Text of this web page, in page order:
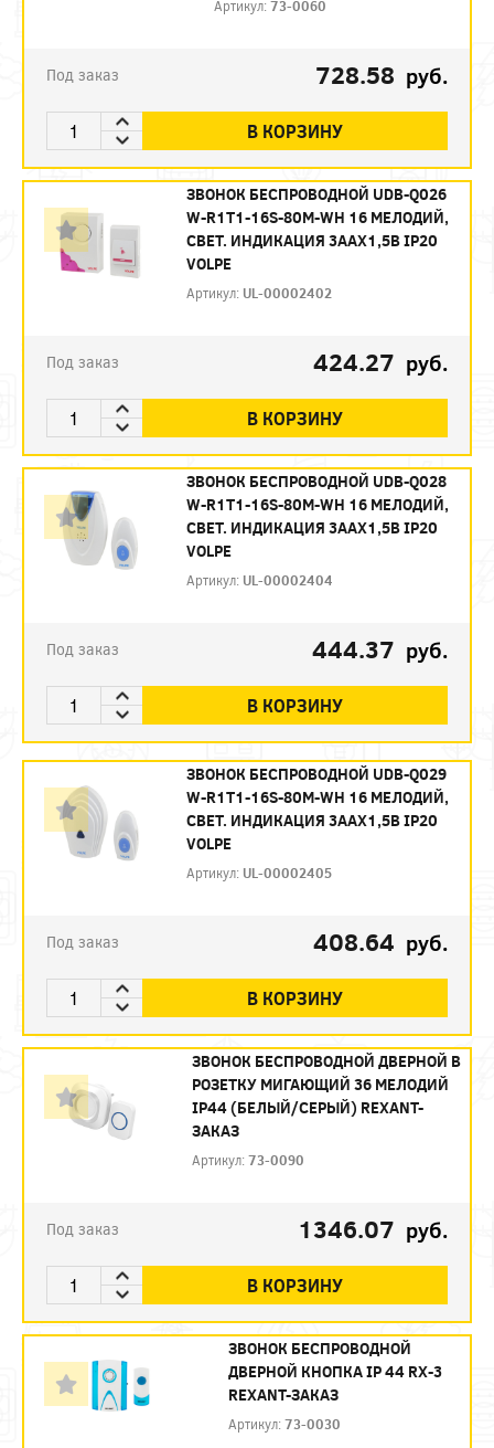
Артикул:73-0060
Под заказ 728.58 руб.
В КОРЗИНУ
ЗВОНОК БЕСПРОВОДНОЙ UDB-Q026
W-R1T1-16S-80M-WH 16 МЕЛОДИЙ,
СВЕТ. ИНДИКАЦИЯ 3ААХ1,5В IP20
VOLPE
Артикул: UL-00002402
Под заказ 424.27 руб.
В КОРЗИНУ
ЗВОНОК БЕСПРОВОДНОЙ UDB-Q028
W-R1T1-16S-80M-WH 16 МЕЛОДИЙ,
СВЕТ. ИНДИКАЦИЯ 3ААХ1,5В IP20
VOLPE
Артикул: UL-00002404
Под заказ 444.37 руб.
В КОРЗИНУ
ЗВОНОК БЕСПРОВОДНОЙ UDB-Q029
W-R1T1-16S-80M-WH 16 МЕЛОДИЙ,
СВЕТ. ИНДИКАЦИЯ 3ААХ1,5В IP20
VOLPE
Артикул: UL-00002405
Под заказ 408.64 руб.
В КОРЗИНУ
ЗВОНОК БЕСПРОВОДНОЙ ДВЕРНОЙ В
РОЗЕТКУ МИГАЮЩИЙ 36 МЕЛОДИЙ
IP44 (БЕЛЫЙ/СЕРЫЙ) REXANT-
ЗАКАЗ
Артикул:73-0090
Под заказ 1346.07 руб.
В КОРЗИНУ
ЗВОНОК БЕСПРОВОДНОЙ
ДВЕРНОЙ КНОПКА IP 44 RX-3
REXANT-ЗАКАЗ
Артикул:73-0030